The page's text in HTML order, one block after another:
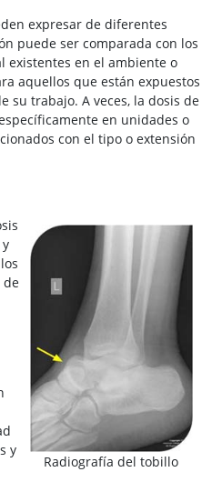
expresar de diferentes
puede ser comparada con los
existentes en el ambiente o
aquellos que están expuestos
su trabajo. A veces, la dosis de
en unidades o
con el tipo o extensión
Radiografía del tobillo
de
y